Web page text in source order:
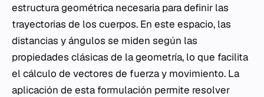
estructura geométrica necesaria para definir las
trayectorias de los cuerpos. En este espacio, las
distancias y ángulos se miden según las
propiedades clásicas de la geometría, lo que facilita
el cálculo de vectores de fuerza y movimiento. La
aplicación de esta formulación permite resolver